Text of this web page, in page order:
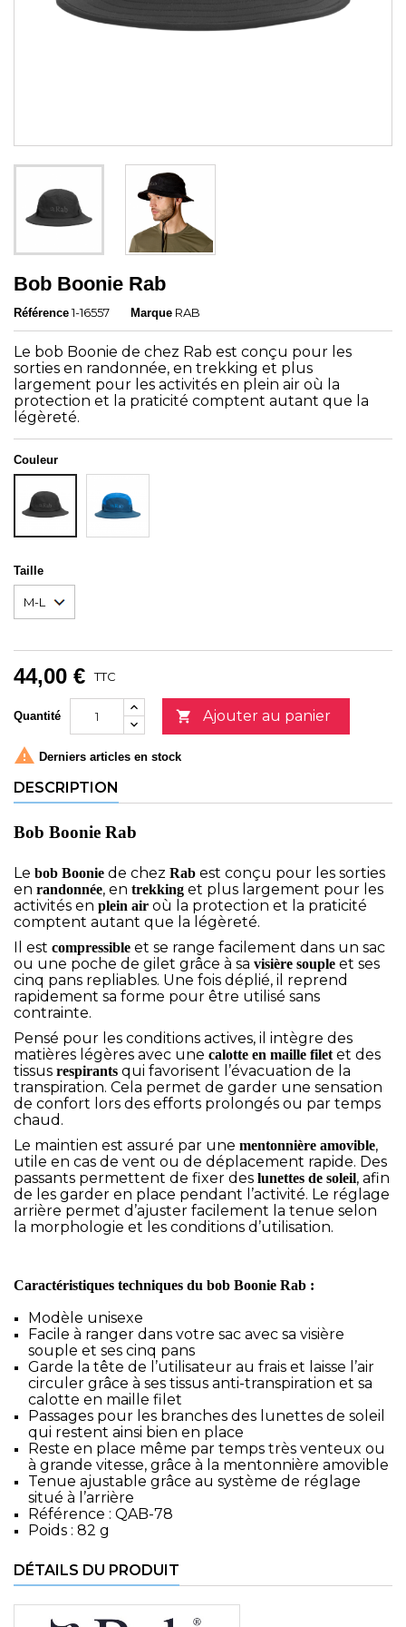
Bob Boonie Rab
Référence 1-16557 Marque RAB
Le bob Boonie de chez Rab est conçu pour les
sorties en randonnée, en trekking et plus
largement pour les activités en plein air où la
protection et la praticité comptent autant que la
légèreté.
Couleur
BLUE-
DARK
Taille
44,00 € TTC
Quantité  Ajouter au panier
 Derniers articles en stock
DESCRIPTION
Bob Boonie Rab
Le bob Boonie de chez Rab est conçu pour les sorties
en randonnée, en trekking et plus largement pour les
activités en plein air où la protection et la praticité
comptent autant que la légèreté.
Il est compressible et se range facilement dans un sac
ou une poche de gilet grâce à sa visière souple et ses
cinq pans repliables. Une fois déplié, il reprend
rapidement sa forme pour être utilisé sans
contrainte.
Pensé pour les conditions actives, il intègre des
matières légères avec une calotte en maille filetet des
tissus respirants qui favorisent l’évacuation de la
transpiration. Cela permet de garder une sensation
de confort lors des efforts prolongés ou par temps
chaud.
Le maintien est assuré par une mentonnière amovible,
utile en cas de vent ou de déplacement rapide. Des
passants permettent de fixer des lunettes de soleil, afin
de les garder en place pendant l’activité. Le réglage
arrière permet d’ajuster facilement la tenue selon
la morphologie et les conditions d’utilisation.
Caractéristiques techniques du bob Boonie Rab :
Modèle unisexe
Facile à ranger dans votre sac avec sa visière
souple et ses cinq pans
Garde la tête de l’utilisateur au frais et laisse l’air
circuler grâce à ses tissus anti-transpiration et sa
calotte en maille filet
Passages pour les branches des lunettes de soleil
qui restent ainsi bien en place
Reste en place même par temps très venteux ou
à grande vitesse, grâce à la mentonnière amovible
Tenue ajustable grâce au système de réglage
situé à l’arrière
Référence : QAB-78
Poids : 82 g
DÉTAILS DU PRODUIT